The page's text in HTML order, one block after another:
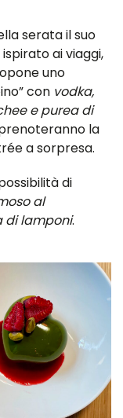
serata il suo
ai viaggi,
uno
con vodka,
e purea di
la
a sorpresa.
di
al
di lamponi.